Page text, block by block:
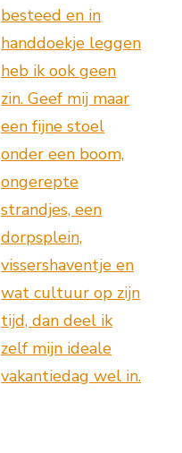
besteed en in
handdoekje leggen
heb ik ook geen
zin. Geef mij maar
een fijne stoel
onder een boom,
ongerepte
strandjes, een
dorpsplein,
vissershaventje en
wat cultuur op zijn
tijd, dan deel ik
zelf mijn ideale
vakantiedag wel in.